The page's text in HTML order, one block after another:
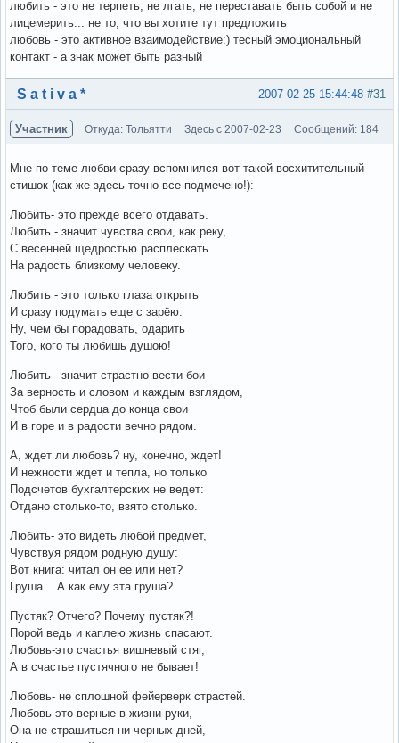
любить - это не терпеть, не лгать, не переставать быть собой и не
лицемерить... не то, что вы хотите тут предложить
любовь - это активное взаимодействие:) тесный эмоциональный
контакт - а знак может быть разный
Вне форума #31
2007-02-25 15:44:48
S a t i v a *
Участник Откуда: Тольятти Здесь с 2007-02-23 Сообщений: 184
Мне по теме любви сразу вспомнился вот такой восхитительный
стишок (как же здесь точно все подмечено!):
Любить- это прежде всего отдавать.
Любить - значит чувства свои, как реку,
С весенней щедростью расплескать
На радость близкому человеку.
Любить - это только глаза открыть
И сразу подумать еще с зарёю:
Ну, чем бы порадовать, одарить
Того, кого ты любишь душою!
Любить - значит страстно вести бои
За верность и словом и каждым взглядом,
Чтоб были сердца до конца свои
И в горе и в радости вечно рядом.
А, ждет ли любовь? ну, конечно, ждет!
И нежности ждет и тепла, но только
Подсчетов бухгалтерских не ведет:
Отдано столько-то, взято столько.
Любить- это видеть любой предмет,
Чувствуя рядом родную душу:
Вот книга: читал он ее или нет?
Груша... А как ему эта груша?
Пустяк? Отчего? Почему пустяк?!
Порой ведь и каплею жизнь спасают.
Любовь-это счастья вишневый стяг,
А в счастье пустячного не бывает!
Любовь- не сплошной фейерверк страстей.
Любовь-это верные в жизни руки,
Она не страшиться ни черных дней,